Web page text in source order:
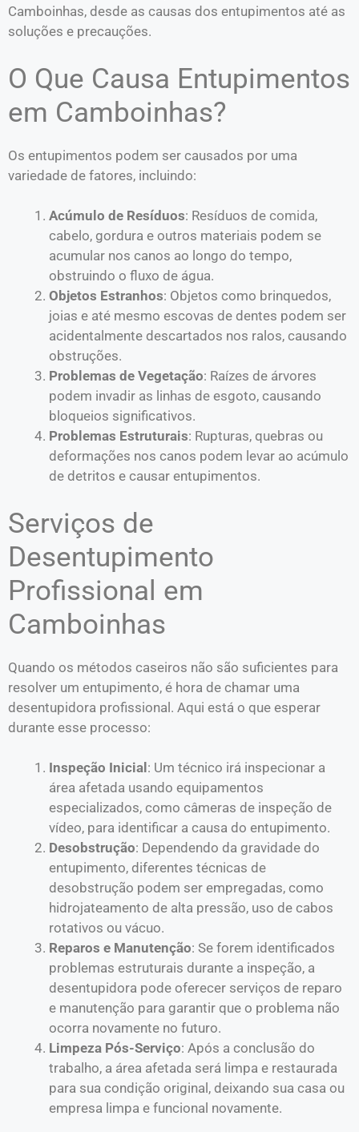
Camboinhas, desde as causas dos entupimentos até as
soluções e precauções.
O Que Causa Entupimentos
em Camboinhas?
Os entupimentos podem ser causados por uma
variedade de fatores, incluindo:
Acúmulo de Resíduos: Resíduos de comida,
cabelo, gordura e outros materiais podem se
acumular nos canos ao longo do tempo,
obstruindo o fluxo de água.
Objetos Estranhos: Objetos como brinquedos,
joias e até mesmo escovas de dentes podem ser
acidentalmente descartados nos ralos, causando
obstruções.
Problemas de Vegetação: Raízes de árvores
podem invadir as linhas de esgoto, causando
bloqueios significativos.
Problemas Estruturais: Rupturas, quebras ou
deformações nos canos podem levar ao acúmulo
de detritos e causar entupimentos.
Serviços de
Desentupimento
Profissional em
Camboinhas
Quando os métodos caseiros não são suficientes para
resolver um entupimento, é hora de chamar uma
desentupidora profissional. Aqui está o que esperar
durante esse processo:
Inspeção Inicial : Um técnico irá inspecionar a
área afetada usando equipamentos
especializados, como câmeras de inspeção de
vídeo, para identificar a causa do entupimento.
Desobstrução: Dependendo da gravidade do
entupimento, diferentes técnicas de
desobstrução podem ser empregadas, como
hidrojateamento de alta pressão, uso de cabos
rotativos ou vácuo.
Reparos e Manutenção: Se forem identificados
problemas estruturais durante a inspeção, a
desentupidora pode oferecer serviços de reparo
e manutenção para garantir que o problema não
ocorra novamente no futuro.
Limpeza Pós-Serviço: Após a conclusão do
trabalho, a área afetada será limpa e restaurada
para sua condição original, deixando sua casa ou
empresa limpa e funcional novamente.